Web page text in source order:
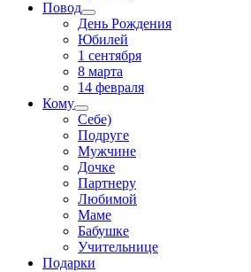
Повод
День Рождения
Юбилей
1 сентября
8 марта
14 февраля
Кому
Себе)
Подруге
Мужчине
Дочке
Партнеру
Любимой
Маме
Бабушке
Учительнице
Подарки